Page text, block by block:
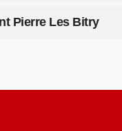
Pierre Les Bitry